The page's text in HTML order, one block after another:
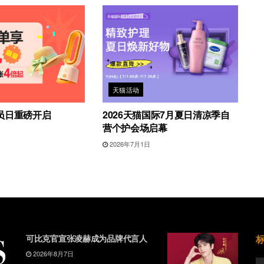
日重磅开启
天猫活动
2026天猫国际7月夏日清凉季自
营个护会场启幕
2026年7月1日
可比克官宣张凌赫成为品牌代言人
2026年8月7日